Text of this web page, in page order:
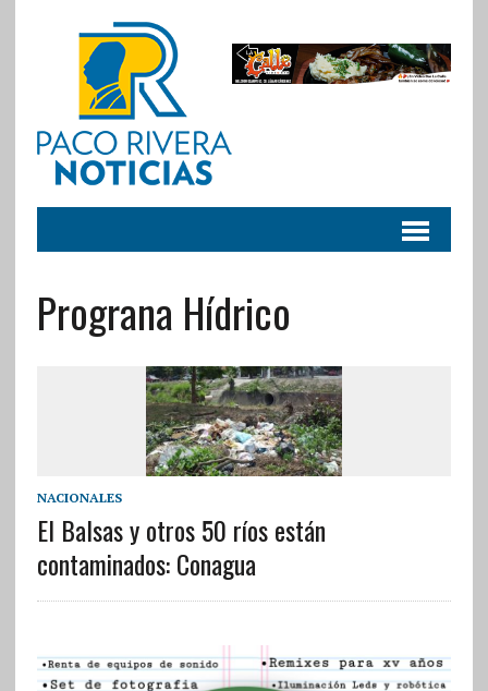
Prograna Hídrico
NACIONALES
El Balsas y otros 50 ríos están
contaminados: Conagua